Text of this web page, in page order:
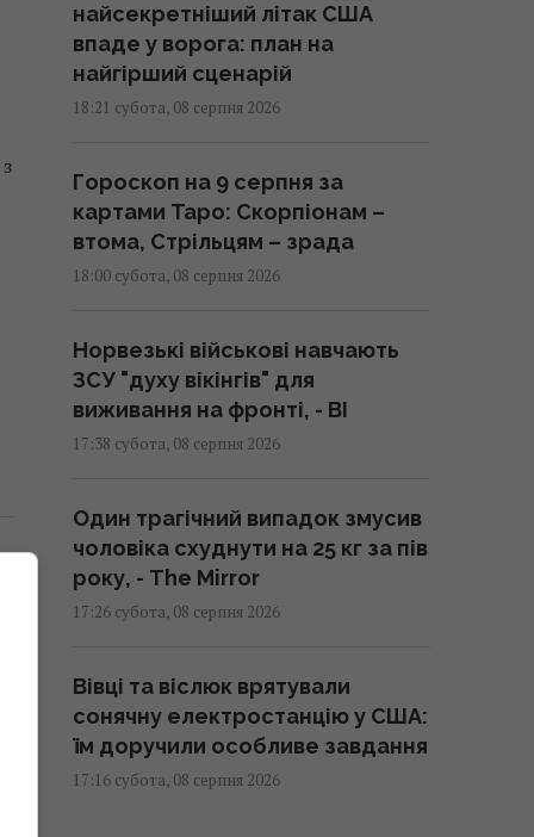
найсекретніший літак США
впаде у ворога: план на
найгірший сценарій
18:21 субота, 08 серпня 2026
Гороскоп на 9 серпня за
картами Таро: Скорпіонам –
втома, Стрільцям – зрада
18:00 субота, 08 серпня 2026
Норвезькі військові навчають
ЗСУ "духу вікінгів" для
виживання на фронті, - BI
17:38 субота, 08 серпня 2026
Один трагічний випадок змусив
чоловіка схуднути на 25 кг за пів
року, - The Mirror
17:26 субота, 08 серпня 2026
Вівці та віслюк врятували
сонячну електростанцію у США:
їм доручили особливе завдання
17:16 субота, 08 серпня 2026